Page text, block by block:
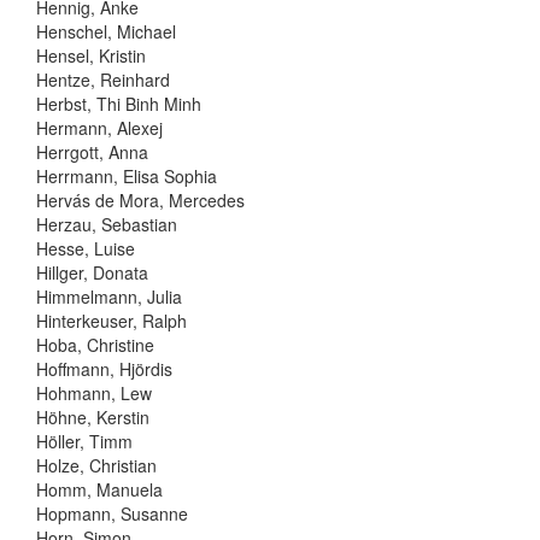
Hennig, Anke
Henschel, Michael
Hensel, Kristin
Hentze, Reinhard
Herbst, Thi Binh Minh
Hermann, Alexej
Herrgott, Anna
Herrmann, Elisa Sophia
Hervás de Mora, Mercedes
Herzau, Sebastian
Hesse, Luise
Hillger, Donata
Himmelmann, Julia
Hinterkeuser, Ralph
Hoba, Christine
Hoffmann, Hjördis
Hohmann, Lew
Höhne, Kerstin
Höller, Timm
Holze, Christian
Homm, Manuela
Hopmann, Susanne